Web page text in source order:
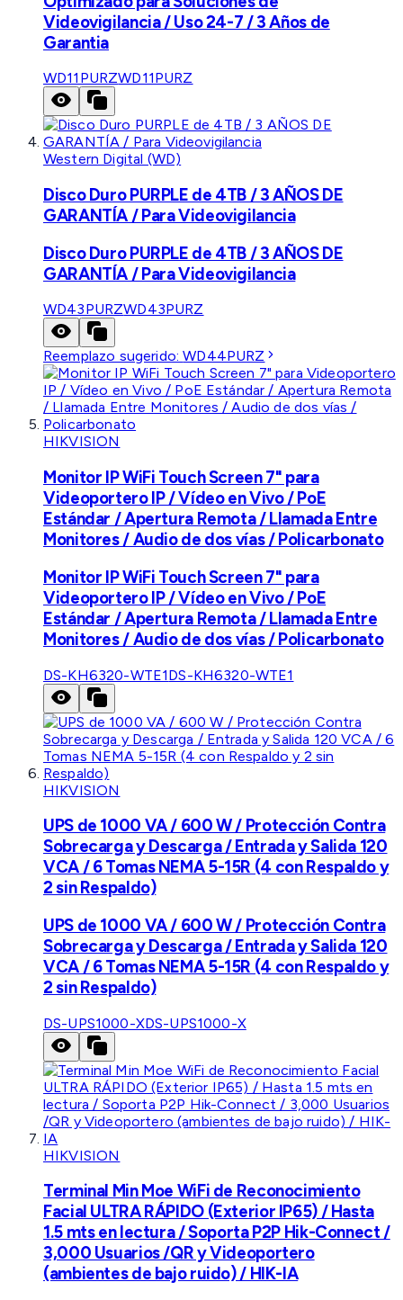
Videovigilancia / Uso 24-7 / 3 Años de
Garantia
WD11PURZWD11PURZ
Western Digital (WD)
Disco Duro PURPLE de 4TB / 3 AÑOS DE
GARANTÍA / Para Videovigilancia
Disco Duro PURPLE de 4TB / 3 AÑOS DE
GARANTÍA / Para Videovigilancia
WD43PURZWD43PURZ
Reemplazo sugerido:WD44PURZ
HIKVISION
Monitor IP WiFi Touch Screen 7" para
Videoportero IP / Vídeo en Vivo / PoE
Estándar / Apertura Remota / Llamada Entre
Monitores / Audio de dos vías / Policarbonato
Monitor IP WiFi Touch Screen 7" para
Videoportero IP / Vídeo en Vivo / PoE
Estándar / Apertura Remota / Llamada Entre
Monitores / Audio de dos vías / Policarbonato
DS-KH6320-WTE1DS-KH6320-WTE1
HIKVISION
UPS de 1000 VA / 600 W / Protección Contra
Sobrecarga y Descarga / Entrada y Salida 120
VCA / 6 Tomas NEMA 5-15R (4 con Respaldo y
2 sin Respaldo)
UPS de 1000 VA / 600 W / Protección Contra
Sobrecarga y Descarga / Entrada y Salida 120
VCA / 6 Tomas NEMA 5-15R (4 con Respaldo y
2 sin Respaldo)
DS-UPS1000-XDS-UPS1000-X
HIKVISION
Terminal Min Moe WiFi de Reconocimiento
Facial ULTRA RÁPIDO (Exterior IP65) / Hasta
1.5 mts en lectura / Soporta P2P Hik-Connect /
3,000 Usuarios /QR y Videoportero
(ambientes de bajo ruido) / HIK-IA